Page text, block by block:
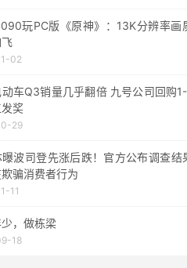
玩PC版《原神》：13K分辨率画
02
车Q3销量几乎翻倍 九号公司回购
奖
29
波司登先涨后跌！官方公布调查结
骗消费者行为
11
，做栋梁
18